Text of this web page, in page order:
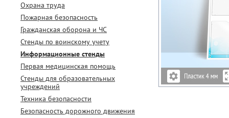
Охрана труда
Пожарная безопасность
Гражданская оборона и ЧС
Стенды по воинскому учету
Информационные стенды
Первая медицинская помощь
Стенды для образовательных
учреждений
Техника безопасности
Безопасность дорожного движения